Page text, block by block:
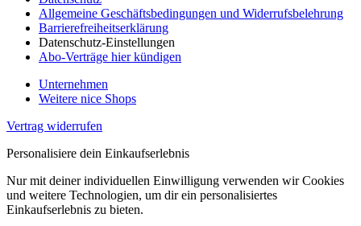
Allgemeine Geschäftsbedingungen und Widerrufsbelehrung
Barrierefreiheitserklärung
Datenschutz-Einstellungen
Abo-Verträge hier kündigen
Unternehmen
Weitere nice Shops
Vertrag widerrufen
Personalisiere dein Einkaufserlebnis
Nur mit deiner individuellen Einwilligung verwenden wir Cookies
und weitere Technologien, um dir ein personalisiertes
Einkaufserlebnis zu bieten.